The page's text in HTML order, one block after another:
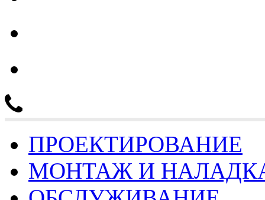
тел.: 8 (4932) 30-41-25
ПРОЕКТИРОВАНИЕ
МОНТАЖ И